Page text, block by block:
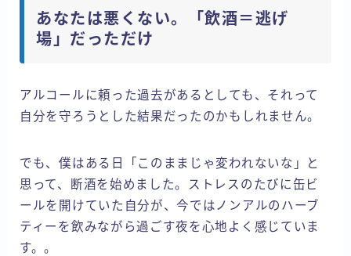
あなたは悪くない。「飲酒＝逃げ
場」だっただけ
アルコールに頼った過去があるとしても、それって
自分を守ろうとした結果だったのかもしれません。
でも、僕はある日「このままじゃ変われないな」と
思って、断酒を始めました。ストレスのたびに缶ビ
ールを開けていた自分が、今ではノンアルのハーブ
ティーを飲みながら過ごす夜を心地よく感じていま
す。。